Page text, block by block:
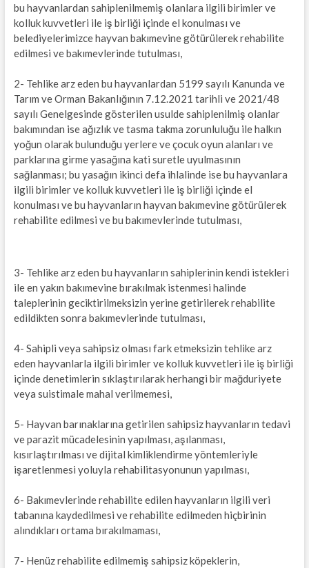
bu hayvanlardan sahiplenilmemiş olanlara ilgili birimler ve
kolluk kuvvetleri ile iş birliği içinde el konulması ve
belediyelerimizce hayvan bakımevine götürülerek rehabilite
edilmesi ve bakımevlerinde tutulması,
2- Tehlike arz eden bu hayvanlardan 5199 sayılı Kanunda ve
Tarım ve Orman Bakanlığının 7.12.2021 tarihli ve 2021/48
sayılı Genelgesinde gösterilen usulde sahiplenilmiş olanlar
bakımından ise ağızlık ve tasma takma zorunluluğu ile halkın
yoğun olarak bulunduğu yerlere ve çocuk oyun alanları ve
parklarına girme yasağına kati suretle uyulmasının
sağlanması; bu yasağın ikinci defa ihlalinde ise bu hayvanlara
ilgili birimler ve kolluk kuvvetleri ile iş birliği içinde el
konulması ve bu hayvanların hayvan bakımevine götürülerek
rehabilite edilmesi ve bu bakımevlerinde tutulması,
3- Tehlike arz eden bu hayvanların sahiplerinin kendi istekleri
ile en yakın bakımevine bırakılmak istenmesi halinde
taleplerinin geciktirilmeksizin yerine getirilerek rehabilite
edildikten sonra bakımevlerinde tutulması,
4- Sahipli veya sahipsiz olması fark etmeksizin tehlike arz
eden hayvanlarla ilgili birimler ve kolluk kuvvetleri ile iş birliği
içinde denetimlerin sıklaştırılarak herhangi bir mağduriyete
veya suistimale mahal verilmemesi,
5- Hayvan barınaklarına getirilen sahipsiz hayvanların tedavi
ve parazit mücadelesinin yapılması, aşılanması,
kısırlaştırılması ve dijital kimliklendirme yöntemleriyle
işaretlenmesi yoluyla rehabilitasyonunun yapılması,
6- Bakımevlerinde rehabilite edilen hayvanların ilgili veri
tabanına kaydedilmesi ve rehabilite edilmeden hiçbirinin
alındıkları ortama bırakılmaması,
7- Henüz rehabilite edilmemiş sahipsiz köpeklerin,